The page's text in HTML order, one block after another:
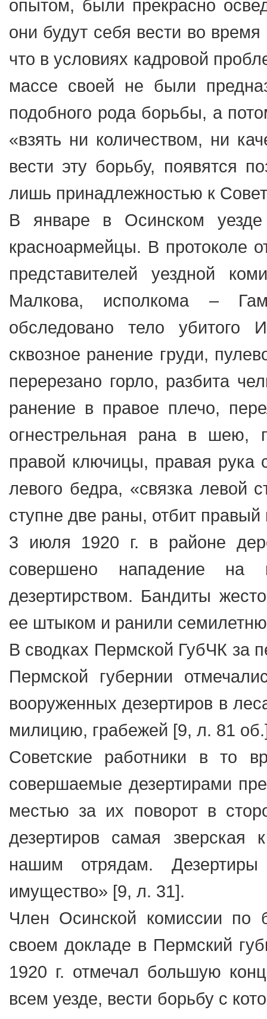
опытом, были прекрасно
они будут себя вести во
что в условиях кадровой
массе своей не были
подобного рода борьбы, а
«взять ни количеством, ни
вести эту борьбу, появятся
лишь принадлежностью к
В январе в Осинском
красноармейцы. В протоколе
представителей уездной
Малкова, исполкома –
обследовано тело убитого
сквозное ранение груди,
перерезано горло, разбита
ранение в правое плечо,
огнестрельная рана в шею,
правой ключицы, правая рука
левого бедра, «связка левой
ступне две раны, отбит
3 июля 1920 г. в районе
совершено нападение на
дезертирством. Бандиты
ее штыком и ранили
В сводках Пермской ГубЧК за
Пермской губернии
вооруженных дезертиров в
милицию, грабежей [9, л. 81
Советские работники в то
совершаемые дезертирами
местью за их поворот в
дезертиров самая зверская
нашим отрядам.
имущество» [9, л. 31].
Член Осинской комиссии по
своем докладе в Пермский
1920 г. отмечал большую
всем уезде, вести борьбу с